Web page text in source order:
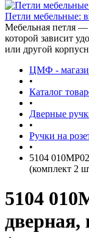
Петли мебельные:
Мебельная петля —
которой зависит
или другой
ЦМФ -
•
Каталог
•
Дверные
•
Ручки на
•
5104
(комплект 2
5104
дверная,